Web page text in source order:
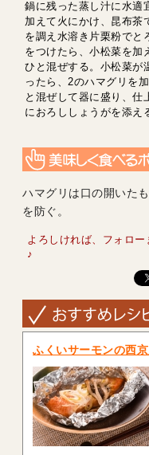
鍋に残った蒸し汁に水適
加えて火にかけ、昆布茶
を調え水溶き片栗粉でと
をつけたら、小松菜を加
ひと混ぜする。小松菜が
ったら、2のハマグリを
と混ぜして器に盛り、仕
におろししょうがを添え
ハマグリは口の開いた
を防ぐ。
よろしければ、フォロ
♪
ふくいサーモンの西